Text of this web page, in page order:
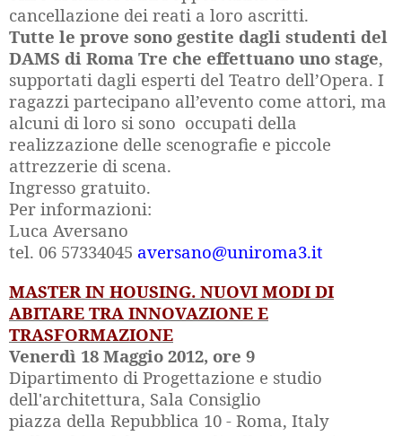
cancellazione dei reati a loro ascritti.
Tutte le prove sono gestite dagli studenti del
DAMS di Roma Tre che effettuano uno stage,
supportati dagli esperti del Teatro dell’Opera. I
ragazzi partecipano all’evento come attori, ma
alcuni di loro si sono occupati della
realizzazione delle scenografie e piccole
attrezzerie di scena.
Ingresso gratuito.
Per informazioni:
Luca Aversano
tel. 06 57334045 aversano@uniroma3.it
MASTER IN HOUSING. NUOVI MODI DI
ABITARE TRA INNOVAZIONE E
TRASFORMAZIONE
Venerdì 18 Maggio 2012, ore 9
Dipartimento di Progettazione e studio
dell'architettura, Sala Consiglio
piazza della Repubblica 10 - Roma, Italy